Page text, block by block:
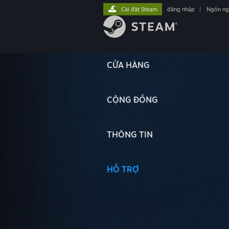
CỬA HÀNG
CỘNG ĐỒNG
THÔNG TIN
HỖ TRỢ
Cài đặt Steam đăng nhập Ngôn